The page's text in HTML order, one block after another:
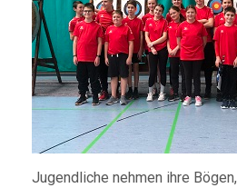
Jugendliche nehmen ihre